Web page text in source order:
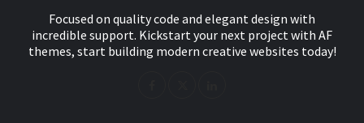
Focused on quality code and elegant design with
incredible support. Kickstart your next project with AF
themes, start building modern creative websites today!